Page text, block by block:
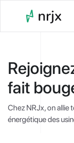
fait
Chez NRJx, on allie
énergétique des